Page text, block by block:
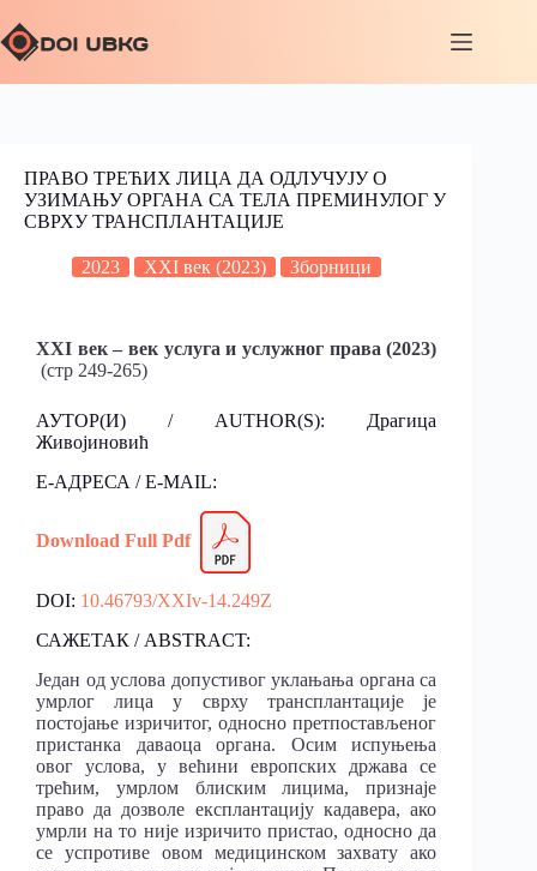
ПРАВО ТРЕЋИХ ЛИЦА ДА ОДЛУЧУЈУ О
УЗИМАЊУ ОРГАНА СА ТЕЛА ПРЕМИНУЛОГ У
СВРХУ ТРАНСПЛАНТАЦИЈЕ
2023 XXI век (2023) Зборници
XXI век – век услуга и услужног права (2023)
(стр 249-265)
АУТОР(И) / AUTHOR(S): Драгица
Живојиновић
Е-АДРЕСА / E-MAIL:
Download Full Pdf
DOI: 10.46793/XXIv-14.249Z
САЖЕТАК / ABSTRACT:
Један од услова допустивог уклањања органа са
умрлог лица у сврху трансплантације је
постојање изричитог, односно претпостављеног
пристанка даваоца органа. Oсим испуњења
овог услова, у већини европских држава се
трећим, умрлом блиским лицима, признаје
право да дозволе експлантацију кадавера, ако
умрли на то није изричито пристао, односно да
се успротиве овом медицинском захвату ако